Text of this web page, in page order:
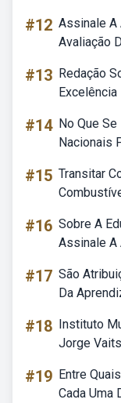
#12 Assinale A
Avaliação
#13 Redação
#14 No Que
Nacionais
#15 Transitar
#16 Sobre A
Assinale A
#17 São
Da
#18 Instituto
Jorge
#19 Entre
Cada Uma